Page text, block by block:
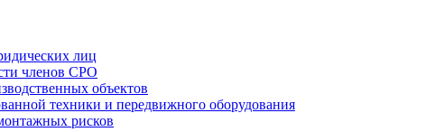
лиц
членов СРО
объектов
техники и передвижного оборудования
рисков